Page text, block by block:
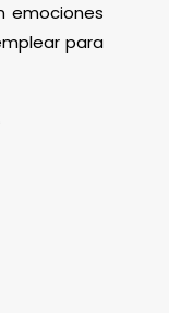
emociones
para